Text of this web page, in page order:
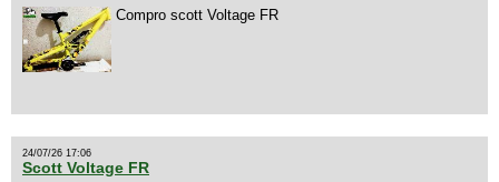
Compro scott Voltage FR
24/07/26 17:06
Scott Voltage FR